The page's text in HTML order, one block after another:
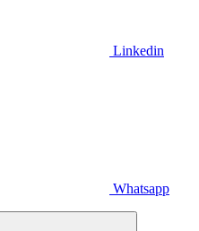
Linkedin
Whatsapp